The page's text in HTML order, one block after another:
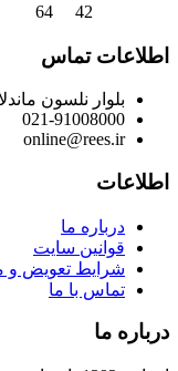
42
64
اطلاعات تماس
بلوار نلسون ماندلا،
021-91008000
online@rees.ir
اطلاعات
درباره ما
قوانین سایت
شرایط تعویض و
تماس با ما
درباره ما